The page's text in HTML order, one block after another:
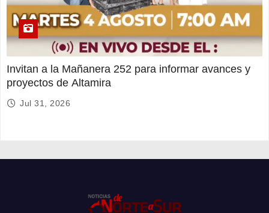
Invitan a la Mañanera 252 para informar avances y
proyectos de Altamira
Jul 31, 2026